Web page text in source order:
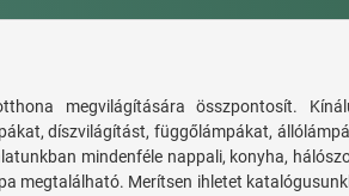
megvilágítására összpontosít.
díszvilágítást, függőlámpákat,
mindenféle nappali, konyha,
megtalálható. Merítsen ihletet